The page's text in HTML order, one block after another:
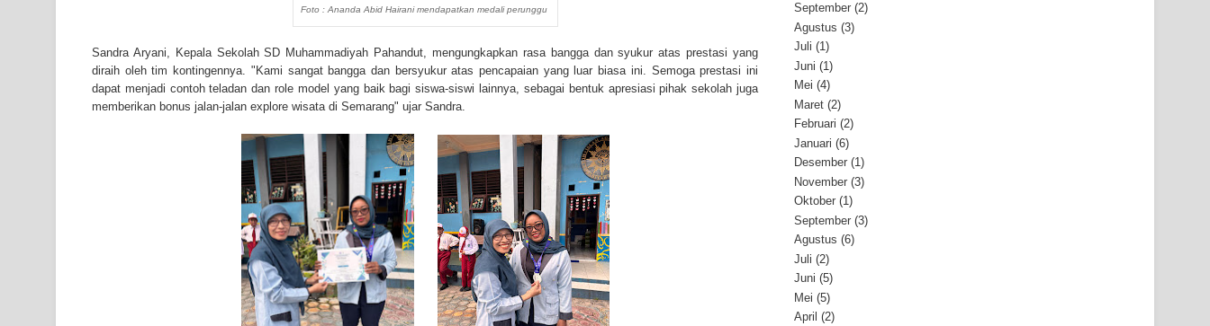
Foto : Ananda Abid Hairani mendapatkan medali perunggu
Sandra Aryani, Kepala Sekolah SD Muhammadiyah Pahandut, mengungkapkan rasa bangga dan syukur atas prestasi yang
diraih oleh tim kontingennya. "Kami sangat bangga dan bersyukur atas pencapaian yang luar biasa ini. Semoga prestasi ini
dapat menjadi contoh teladan dan role model yang baik bagi siswa-siswi lainnya, sebagai bentuk apresiasi pihak sekolah juga
memberikan bonus jalan-jalan explore wisata di Semarang" ujar Sandra.
September (2)
Agustus (3)
Juli (1)
Juni (1)
Mei (4)
Maret (2)
Februari (2)
Januari (6)
Desember (1)
November (3)
Oktober (1)
September (3)
Agustus (6)
Juli (2)
Juni (5)
Mei (5)
April (2)